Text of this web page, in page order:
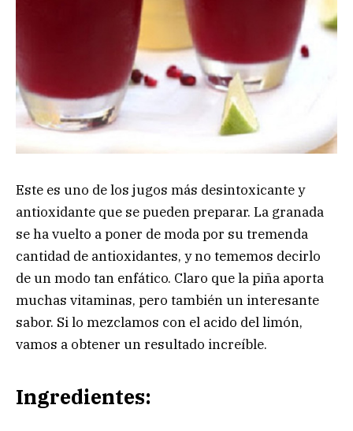
Este es uno de los jugos más desintoxicante y
antioxidante que se pueden preparar. La granada
se ha vuelto a poner de moda por su tremenda
cantidad de antioxidantes, y no tememos decirlo
de un modo tan enfático. Claro que la piña aporta
muchas vitaminas, pero también un interesante
sabor. Si lo mezclamos con el acido del limón,
vamos a obtener un resultado increíble.
Ingredientes: